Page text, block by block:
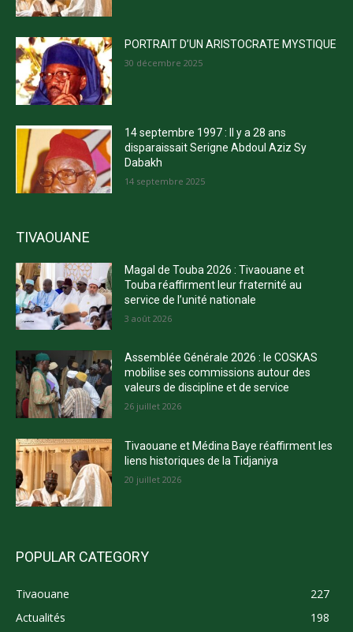
PORTRAIT D’UN ARISTOCRATE MYSTIQUE
30 décembre 2025
14 septembre 1997 : Il y a 28 ans
disparaissait Serigne Abdoul Aziz Sy
Dabakh
14 septembre 2025
TIVAOUANE
Magal de Touba 2026 : Tivaouane et
Touba réaffirment leur fraternité au
service de l’unité nationale
3 août 2026
Assemblée Générale 2026 : le COSKAS
mobilise ses commissions autour des
valeurs de discipline et de service
26 juillet 2026
Tivaouane et Médina Baye réaffirment les
liens historiques de la Tidjaniya
20 juillet 2026
POPULAR CATEGORY
Tivaouane
227
Actualités
198